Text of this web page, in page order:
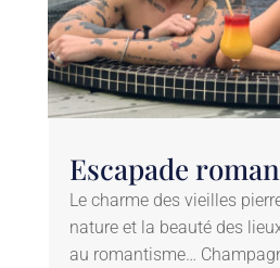
Escapade
Le charme des vieilles
nature et la beauté des
au romantisme…